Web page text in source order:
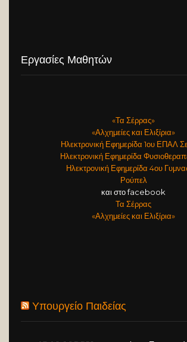
Εργασίες Μαθητών
«Τα Σέρρας»
«Αλχημείες και Ελιξίρια»
Ηλεκτρονική Εφημερίδα 1ου ΕΠΑΛ
Ηλεκτρονική Εφημερίδα
Ηλεκτρονική Εφημερίδα 4ου
Ρούπελ
και στο facebook
Τα Σέρρας
«Αλχημείες και Ελιξίρια»
Υπουργείο Παιδείας